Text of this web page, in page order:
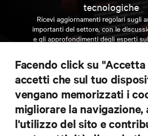
tecnologiche
Ricevi aggiornamenti regolari sugli
importanti del settore, con le
e gli approfondimenti degli esperti
ISCRIVITI SUBITO
RISORSE
Facendo click su
accetti che sul tuo
vengano memorizzati i
migliorare la navigazione,
l'utilizzo del sito e